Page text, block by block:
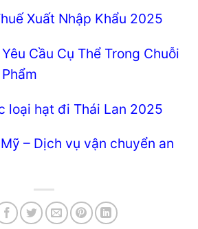
Xuất Nhập Khẩu 2025
Cầu Cụ Thể Trong Chuỗi
loại hạt đi Thái Lan 2025
– Dịch vụ vận chuyển an